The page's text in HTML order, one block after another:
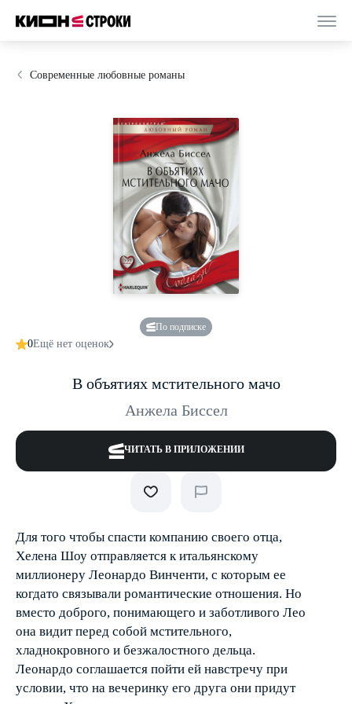
Современные любовные романы
По подписке
0Ещё нет оценок
В объятиях мстительного мачо
Анжела Биссел
ЧИТАТЬ В ПРИЛОЖЕНИИ
Для того чтобы спасти компанию своего отца,
Хелена Шоу отправляется к итальянскому
миллионеру Леонардо Винченти, с которым ее
когда­то связывали романтические отношения. Но
вместо доброго, понимающего и заботливого Лео
она видит перед собой мстительного,
хладнокровного и безжалостного дельца.
Леонардо соглашается пойти ей навстречу при
условии, что на вечеринку его друга они придут